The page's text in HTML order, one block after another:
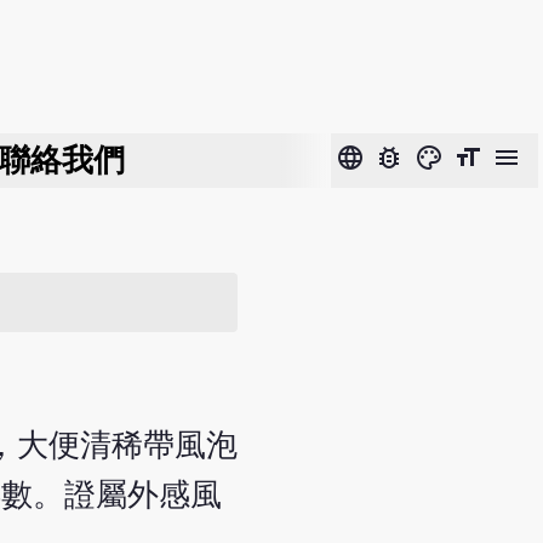
絡我們 language bug_report color_lens format_size menu
大便清稀帶風泡
。證屬外感風